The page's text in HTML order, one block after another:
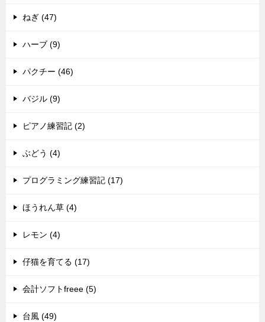
ねぎ (47)
ハーブ (9)
パクチー (46)
バジル (9)
ピアノ練習記 (2)
ぶどう (4)
プログラミング練習記 (17)
ほうれん草 (4)
レモン (4)
仔猫を育てる (17)
会計ソフトfreee (5)
台風 (49)